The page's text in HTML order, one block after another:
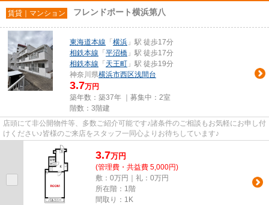
賃貸｜マンション フレンドポート横浜第八
東海道本線 「 横浜 」駅 徒歩17分
相鉄本線 「 平沼橋 」駅 徒歩17分
相鉄本線 「 天王町 」駅 徒歩19分
神奈川県横浜市西区浅間台
3.7万円
築年数：築37年 ｜募集中： 2室
階数：3階建
店頭にて非公開物件等、多数ご紹介可能です♪諸条件のご相談もお気軽にお申し付
けください♪皆様のご来店をスタッフ一同心よりお待ちしています♪
3.7万円
(管理費・共益費 5,000円)
敷：0万円｜礼：0万円
所在階：1階
間取り：1K